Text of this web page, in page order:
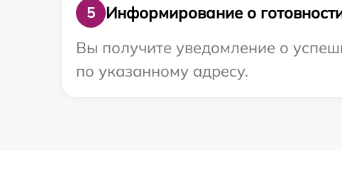
5
Информирование о
Вы получите уведомление о
по указанному адресу.